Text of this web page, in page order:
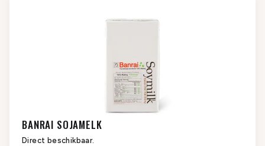
BANRAI SOJAMELK
Direct beschikbaar.